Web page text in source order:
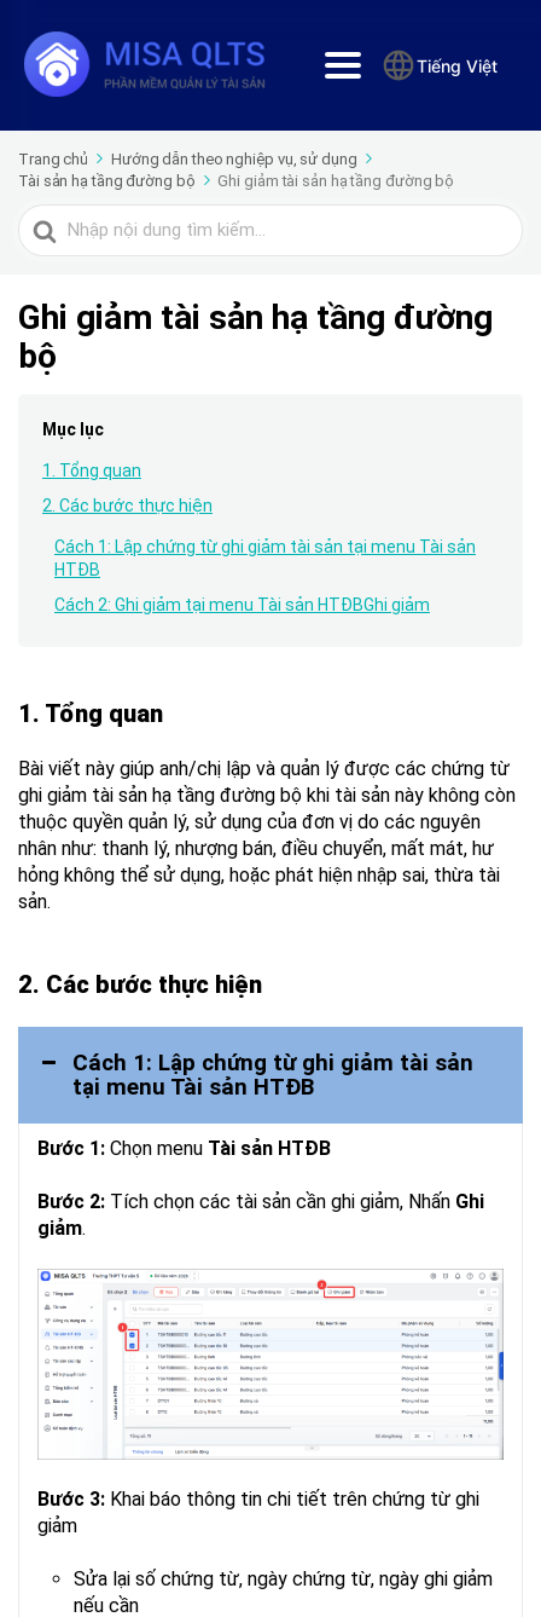
Tiếng Việt
Trang chủ
Hướng dẫn theo nghiệp vụ, sử dụng
Tài sản hạ tầng đường bộ
Ghi giảm tài sản hạ tầng đường bộ
Tìm
kiếm
Ghi giảm tài sản hạ tầng đường
bộ
Mục lục
1. Tổng quan
2. Các bước thực hiện
Cách 1: Lập chứng từ ghi giảm tài sản tại menu Tài sản
HTĐB
Cách 2: Ghi giảm tại menu Tài sản HTĐBGhi giảm
1. Tổng quan
Bài viết này giúp anh/chị lập và quản lý được các chứng từ
ghi giảm tài sản hạ tầng đường bộ khi tài sản này không còn
thuộc quyền quản lý, sử dụng của đơn vị do các nguyên
nhân như: thanh lý, nhượng bán, điều chuyển, mất mát, hư
hỏng không thể sử dụng, hoặc phát hiện nhập sai, thừa tài
sản.
2. Các bước thực hiện
Cách 1: Lập chứng từ ghi giảm tài sản
tại menu Tài sản HTĐB
Bước 1: Chọn menu Tài sản HTĐB
Bước 2: Tích chọn các tài sản cần ghi giảm, Nhấn Ghi
giảm.
Bước 3: Khai báo thông tin chi tiết trên chứng từ ghi
giảm
Sửa lại số chứng từ, ngày chứng từ, ngày ghi giảm
nếu cần